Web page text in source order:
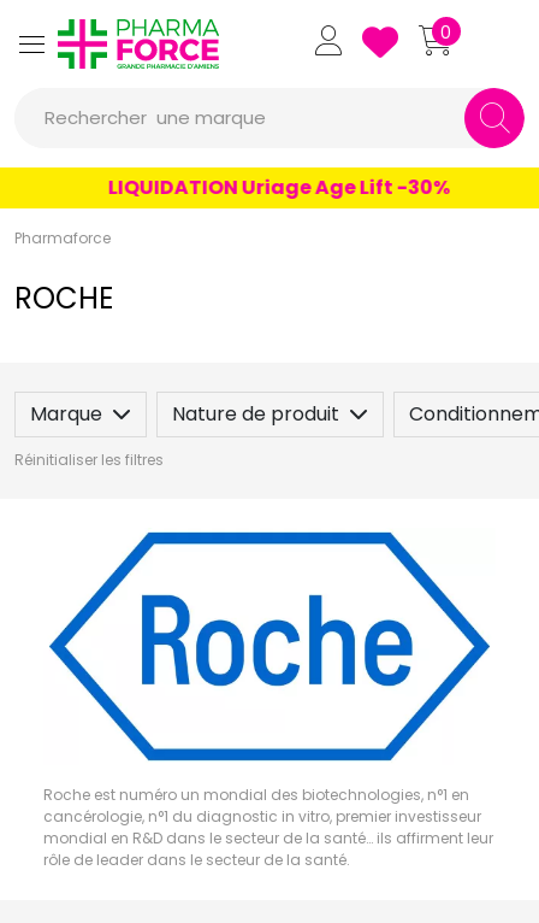
Pharmaforce Grande Pharmacie
0
Rechercher une marque
un conseil
un produit
LIQUIDATION Uriage Age Lift -30%
Pharmaforce
ROCHE
Marque Nature de produit
Réinitialiser les filtres
Roche est numéro un mondial des biotechnologies, n°1 en
cancérologie, n°1 du diagnostic in vitro, premier investisseur
mondial en R&D dans le secteur de la santé… ils affirment leur
rôle de leader dans le secteur de la santé.